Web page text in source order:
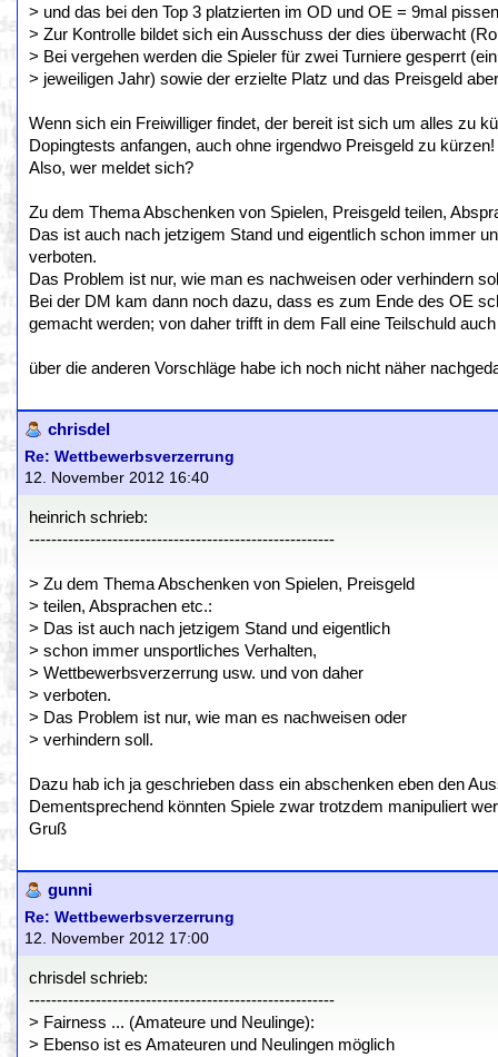
> und das bei den Top 3 platzierten im OD und OE = 9mal
> Zur Kontrolle bildet sich ein Ausschuss der dies überwacht
> Bei vergehen werden die Spieler für zwei Turniere gesperrt
> jeweiligen Jahr) sowie der erzielte Platz und das Preisgeld
Wenn sich ein Freiwilliger findet, der bereit ist sich um alles zu
Dopingtests anfangen, auch ohne irgendwo Preisgeld zu kürzen!
Also, wer meldet sich?
Zu dem Thema Abschenken von Spielen, Preisgeld teilen,
Das ist auch nach jetzigem Stand und eigentlich schon immer
verboten.
Das Problem ist nur, wie man es nachweisen oder verhindern
Bei der DM kam dann noch dazu, dass es zum Ende des OE
gemacht werden; von daher trifft in dem Fall eine Teilschuld
über die anderen Vorschläge habe ich noch nicht näher
chrisdel
Re: Wettbewerbsverzerrung
12. November 2012 16:40
heinrich schrieb:
-------------------------------------------------------
> Zu dem Thema Abschenken von Spielen, Preisgeld
> teilen, Absprachen etc.:
> Das ist auch nach jetzigem Stand und eigentlich
> schon immer unsportliches Verhalten,
> Wettbewerbsverzerrung usw. und von daher
> verboten.
> Das Problem ist nur, wie man es nachweisen oder
> verhindern soll.
Dazu hab ich ja geschrieben dass ein abschenken eben den
Dementsprechend könnten Spiele zwar trotzdem manipuliert
Gruß
gunni
Re: Wettbewerbsverzerrung
12. November 2012 17:00
chrisdel schrieb:
-------------------------------------------------------
> Fairness ... (Amateure und Neulinge):
> Ebenso ist es Amateuren und Neulingen möglich